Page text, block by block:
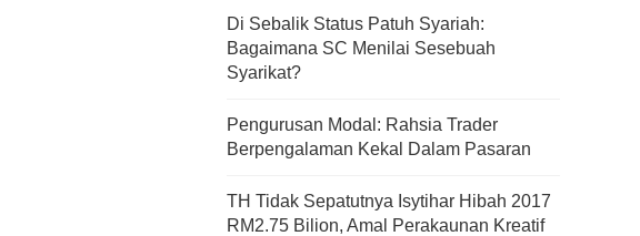
Di Sebalik Status Patuh Syariah:
Bagaimana SC Menilai Sesebuah
Syarikat?
Pengurusan Modal: Rahsia Trader
Berpengalaman Kekal Dalam Pasaran
TH Tidak Sepatutnya Isytihar Hibah 2017
RM2.75 Bilion, Amal Perakaunan Kreatif
Kenali Franchisee Disebalik
Family Mart
Apa Itu Fundamental Analysis
Yang Selalu Sifu Saham Sebut